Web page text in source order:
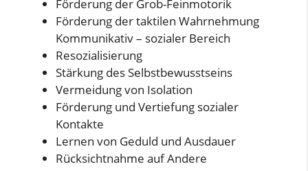
Förderung der Grob-Feinmotorik
Förderung der taktilen Wahrnehmung
Kommunikativ – sozialer Bereich
Resozialisierung
Stärkung des Selbstbewusstseins
Vermeidung von Isolation
Förderung und Vertiefung sozialer
Kontakte
Lernen von Geduld und Ausdauer
Rücksichtnahme auf Andere